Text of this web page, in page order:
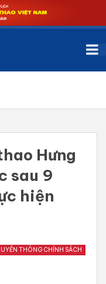
Hưng
sau 9
hiện
THÔNG CHÍNH SÁCH